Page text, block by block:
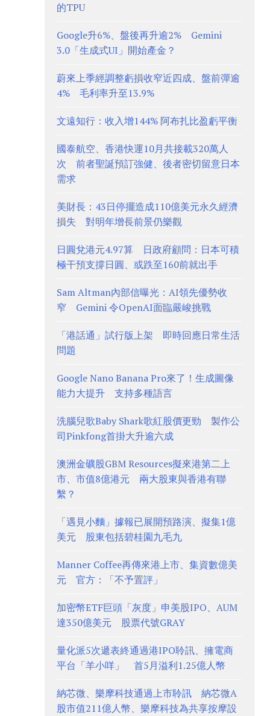
的TPU
Google升6%、盤後再升逾2% Gemini
3.0「生成式UI」開始產金？
蔚來上季經調整虧損收窄近四成、盤前彈逾
4% 毛利率升至13.9%
文遠知行：收入增144% 阿布扎比盈虧平衡
國泰航空、香港快運10月共接載320萬人
次 前者聖誕預訂強健、後者密切留意日本
需求
美財長：43日停擺造成110億美元永久經濟
損失 對明年增長前景仍樂觀
日圓兌港元4.97算 日政府顧問：日本可積
極干預支撐日圓、或跌至160前就出手
Sam Altman內部信曝光：AI領先優勢收
窄 Gemini 令OpenAI面臨嚴峻挑戰
「港話通」試行版上架 即時回應日常生活
問題
Google Nano Banana Pro來了！生成圖像
能力大提升 支持多種語言
洗腦兒歌Baby Shark歌紅股價更勁 製作公
司Pinkfong首掛大升逾六成
澳洲金礦股GBM Resources擬來港第二上
市、市值8億港元 兩大股東與香港有聯
繫？
「遇見小麵」據報已展開預路演、擬集1億
美元 股東包括碧桂園九毛九
Manner Coffee再傳來港上市、集資數億美
元 官方：「不予置評」
加密幣ETF巨頭「灰度」申美股IPO、AUM
達350億美元 股票代號GRAY
量化派5次遞表終通過港IPO聆訊、擁電商
平台「羊小咩」 首5月溢利1.25億人幣
納芯微、樂摩科技通過上市聆訊 納芯微A
股市值211億人幣、樂摩科技為共享按摩設